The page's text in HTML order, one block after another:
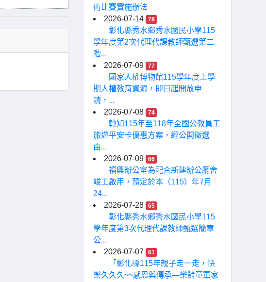
術比賽實施辦法
2026-07-14
78
彰化縣秀水鄉秀水國民小學115
學年度第2次代理代課教師甄選第二
階...
2026-07-09
77
國家人權博物館115學年度上學
期人權教育資源，即日起開放申
請，...
2026-07-08
74
轉知115年至118年全國公教員工
旅遊平安卡優惠方案，經公開徵選
由...
2026-07-09
66
福興辦公室為配合新建辦公廳舍
竣工啟用，預定於本（115）年7月
24...
2026-07-28
65
彰化縣秀水鄉秀水國民小學115
學年度第3次代理代課教師甄選簡章
公...
2026-07-07
61
「彰化縣115年親子走一走，快
樂久久久~~感恩與傳承—樂齡童軍家